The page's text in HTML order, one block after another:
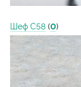
Шеф С58 (0)